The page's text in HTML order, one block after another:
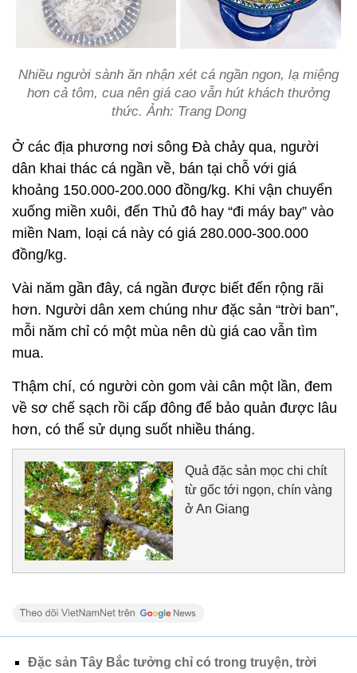
Nhiều người sành ăn nhận xét cá ngần ngon, lạ miệng
hơn cả tôm, cua nên giá cao vẫn hút khách thưởng
thức. Ảnh: Trang Dong
Ở các địa phương nơi sông Đà chảy qua, người
dân khai thác cá ngần về, bán tại chỗ với giá
khoảng 150.000-200.000 đồng/kg. Khi vận chuyển
xuống miền xuôi, đến Thủ đô hay “đi máy bay” vào
miền Nam, loại cá này có giá 280.000-300.000
đồng/kg.
Vài năm gần đây, cá ngần được biết đến rộng rãi
hơn. Người dân xem chúng như đặc sản “trời ban”,
mỗi năm chỉ có một mùa nên dù giá cao vẫn tìm
mua.
Thậm chí, có người còn gom vài cân một lần, đem
về sơ chế sạch rồi cấp đông để bảo quản được lâu
hơn, có thể sử dụng suốt nhiều tháng.
Quả đặc sản mọc chi chít
từ gốc tới ngọn, chín vàng
ở An Giang
Đặc sản Tây Bắc tưởng chỉ có trong truyện, trời